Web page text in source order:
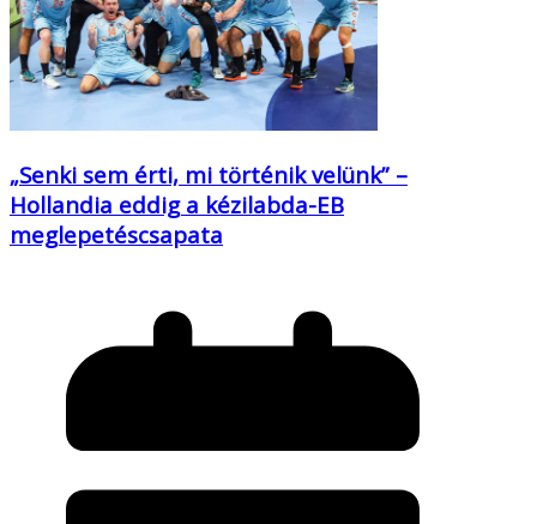
„Senki sem érti, mi történik velünk” –
Hollandia eddig a kézilabda-EB
meglepetéscsapata